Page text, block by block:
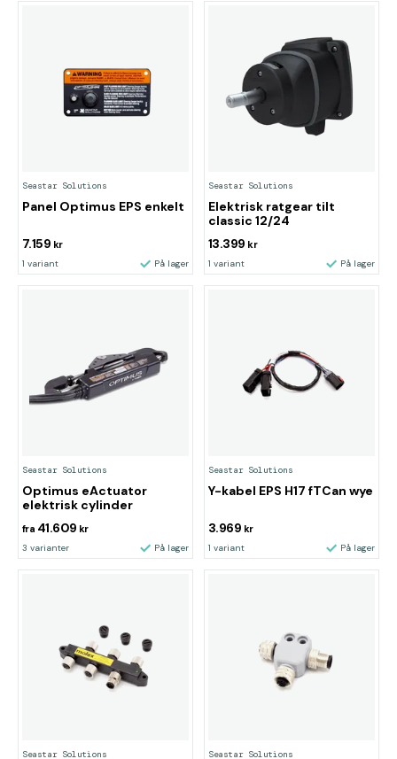
Seastar Solutions
Panel Optimus EPS enkelt
7.159 kr
1 variant På lager
Seastar Solutions
Elektrisk ratgear tilt
classic 12/24
13.399 kr
1 variant På lager
Seastar Solutions
Optimus eActuator
elektrisk cylinder
fra 41.609 kr
3 varianter På lager
Seastar Solutions
Y-kabel EPS H17 fTCan wye
3.969 kr
1 variant På lager
Seastar Solutions Seastar Solutions